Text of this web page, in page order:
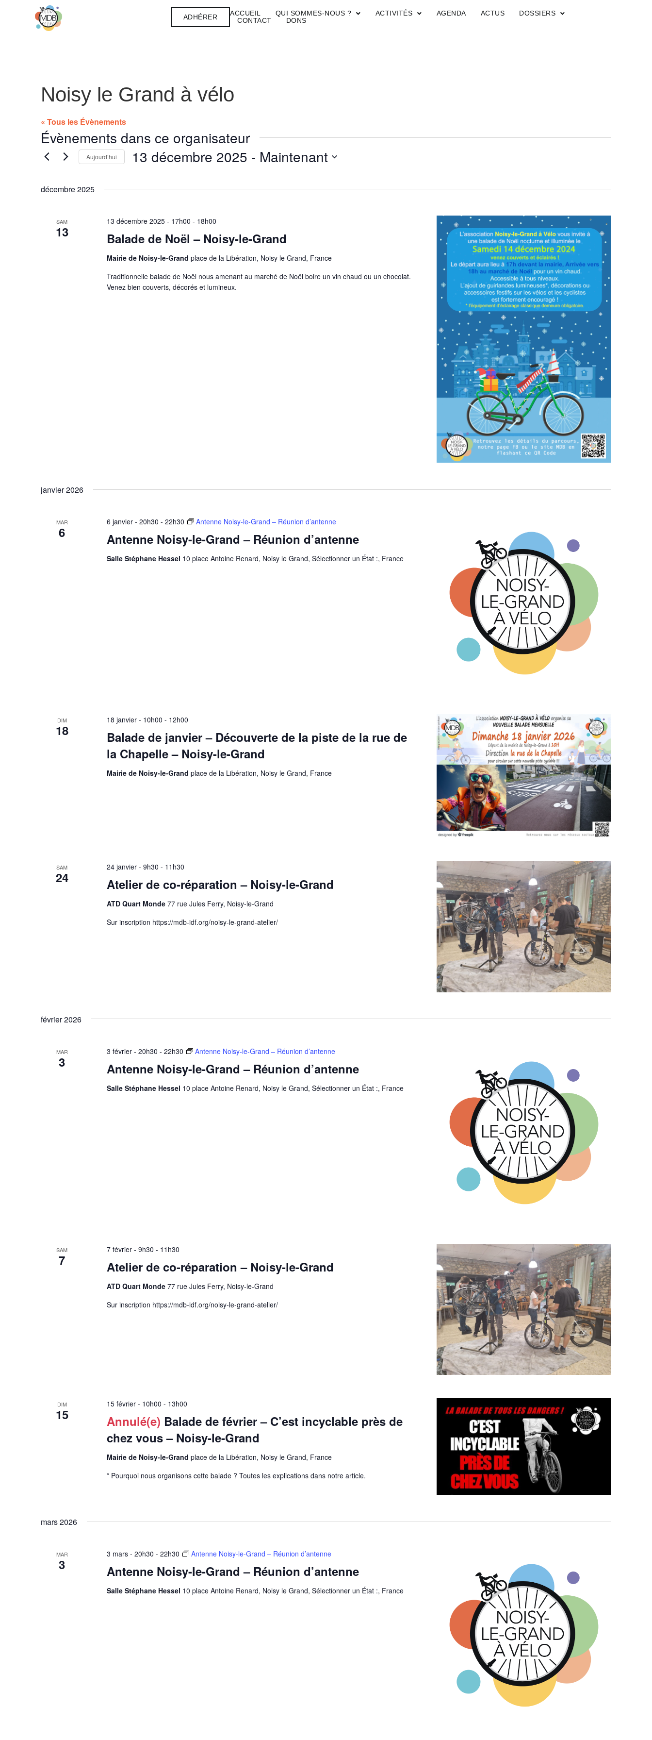
ADHÉRER ACCUEIL QUI SOMMES-NOUS ? ACTIVITÉS AGENDA ACTUS
DOSSIERS
CONTACT
DONS
Noisy le Grand à vélo
« Tous les Évènements
Évènements dans ce organisateur
Aujourd’hui 13 décembre 2025 - Maintenant
décembre 2025
SAM
13 Balade de Noël – Noisy-le-Grand
13 décembre 2025 - 17h00 - 18h00
Mairie de Noisy-le-Grand place de la Libération, Noisy le Grand, France
Traditionnelle balade de Noël nous amenant au marché de Noël boire un vin chaud ou un chocolat.
Venez bien couverts, décorés et lumineux.
janvier 2026
MAR
6 Antenne Noisy-le-Grand – Réunion d’antenne
6 janvier - 20h30 - 22h30 Antenne Noisy-le-Grand – Réunion d’antenne
Salle Stéphane Hessel 10 place Antoine Renard, Noisy le Grand, Sélectionner un État :, France
DIM
18
Balade de janvier – Découverte de la piste de la rue de
la Chapelle – Noisy-le-Grand
18 janvier - 10h00 - 12h00
Mairie de Noisy-le-Grand place de la Libération, Noisy le Grand, France
SAM
24 Atelier de co-réparation – Noisy-le-Grand
24 janvier - 9h30 - 11h30
ATD Quart Monde 77 rue Jules Ferry, Noisy-le-Grand
Sur inscription https://mdb-idf.org/noisy-le-grand-atelier/
février 2026
MAR
3 Antenne Noisy-le-Grand – Réunion d’antenne
3 février - 20h30 - 22h30 Antenne Noisy-le-Grand – Réunion d’antenne
Salle Stéphane Hessel 10 place Antoine Renard, Noisy le Grand, Sélectionner un État :, France
SAM
7 Atelier de co-réparation – Noisy-le-Grand
7 février - 9h30 - 11h30
ATD Quart Monde 77 rue Jules Ferry, Noisy-le-Grand
Sur inscription https://mdb-idf.org/noisy-le-grand-atelier/
DIM
15 Annulé(e) Balade de février – C’est incyclable près de
chez vous – Noisy-le-Grand
15 février - 10h00 - 13h00
Mairie de Noisy-le-Grand place de la Libération, Noisy le Grand, France
* Pourquoi nous organisons cette balade ? Toutes les explications dans notre article.
mars 2026
MAR
3 Antenne Noisy-le-Grand – Réunion d’antenne
3 mars - 20h30 - 22h30 Antenne Noisy-le-Grand – Réunion d’antenne
Salle Stéphane Hessel 10 place Antoine Renard, Noisy le Grand, Sélectionner un État :, France